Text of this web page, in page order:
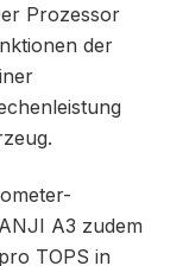
Prozessor
der
A3 zudem
TOPS in